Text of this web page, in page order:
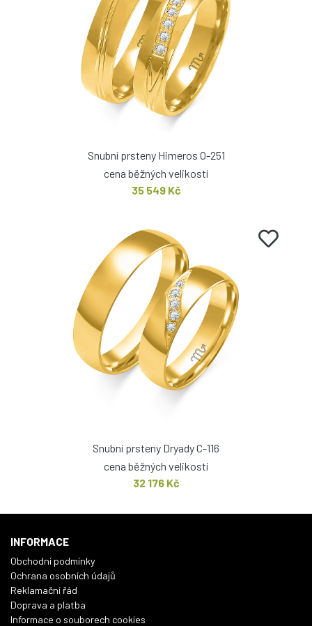
Snubní prsteny Himeros O-251
cena běžných velikostí
35 549 Kč
Snubní prsteny Dryady C-116
cena běžných velikostí
32 176 Kč
INFORMACE
Obchodní podmínky
Ochrana osobních údajů
Reklamační řád
Doprava a platba
Informace o souborech cookies